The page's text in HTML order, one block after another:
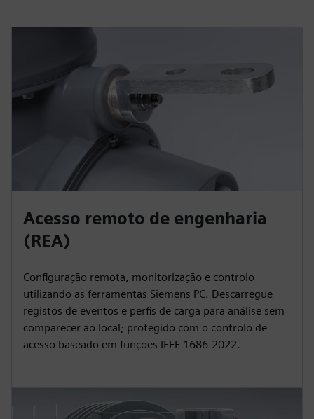
Acesso remoto de engenharia
(REA)
Configuração remota, monitorização e controlo
utilizando as ferramentas Siemens PC. Descarregue
registos de eventos e perfis de carga para análise sem
comparecer ao local; protegido com o controlo de
acesso baseado em funções IEEE 1686‑2022.